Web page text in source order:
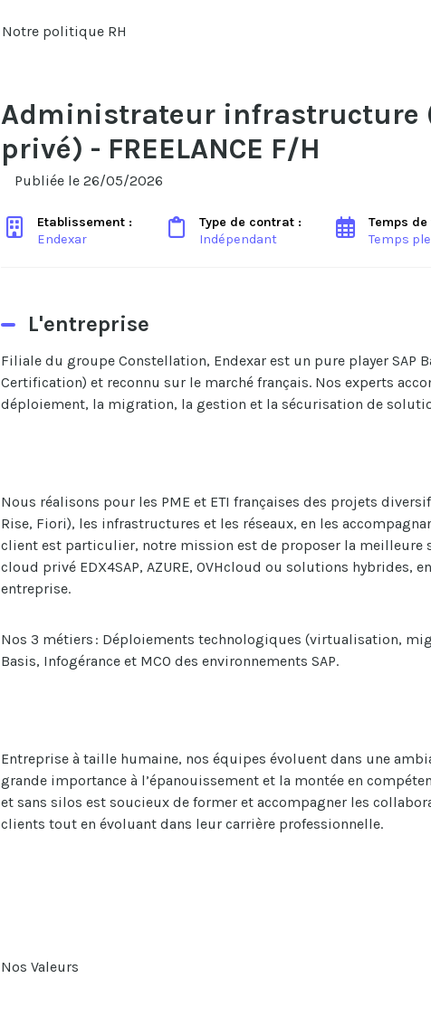
Notre politique RH
Administrateur infrastructure
privé) - FREELANCE F/H
Publiée le 26/05/2026
Etablissement :
Endexar
Type de contrat :
Indépendant
Temps
Temps
L'entreprise
Filiale du groupe Constellation, Endexarest un pure playerSAP
Certification) et reconnu sur le marché français. Nos experts
déploiement, la migration, la gestion et la sécurisation de
Nous réalisons pour les PME et ETI françaises des projets
Rise, Fiori), les infrastructures et les réseaux, en les
client est particulier, notre mission est de proposer la meilleure
cloud privé EDX4SAP, AZURE, OVHcloud ou solutions hybrides,
entreprise.
Nos 3 métiers : Déploiements technologiques (virtualisation,
Basis, Infogéranceet MCO des environnements SAP.
Entreprise à taille humaine, nos équipes évoluent dans une
grande importance à l’épanouissement et la montée en
et sans silos est soucieux de former et accompagner les
clients tout en évoluant dans leur carrière professionnelle.
Nos Valeurs